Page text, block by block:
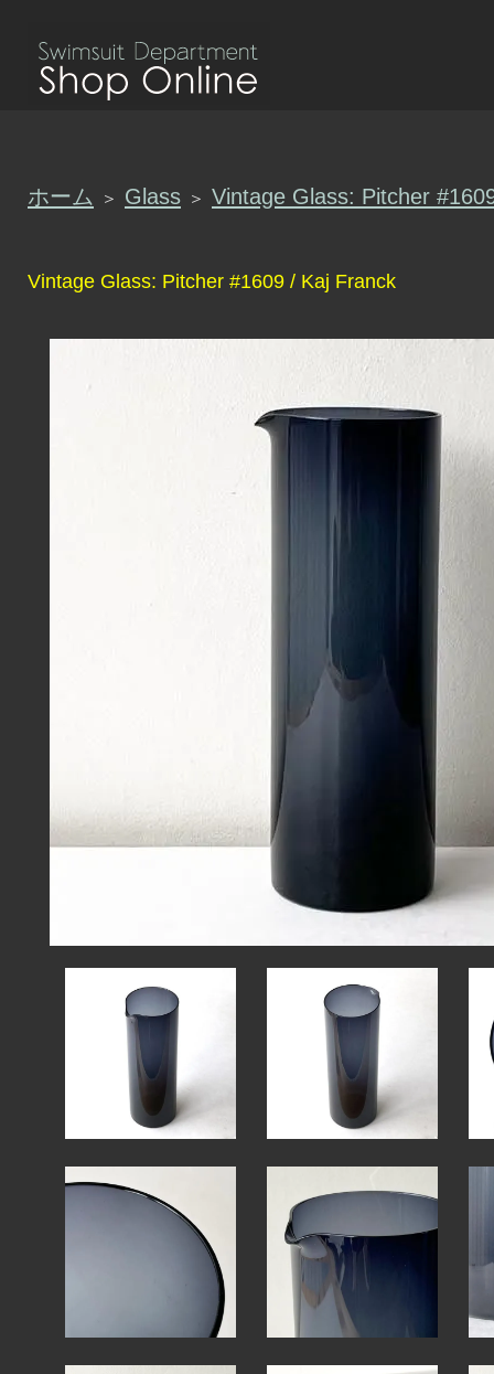
ホーム ＞ Glass ＞ Vintage Glass: Pitcher
Vintage Glass: Pitcher #1609 / Kaj Franck